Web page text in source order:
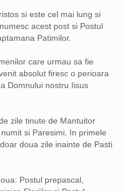
si este cel mai lung si
acest post si Postul
Patimilor.
care urmau sa fie
absolut firesc o perioara
Domnului nostru Iisus
zile tinute de Mantuitor
si Paresimi. In primele
doua zile inainte de Pasti
Postul prepascal,